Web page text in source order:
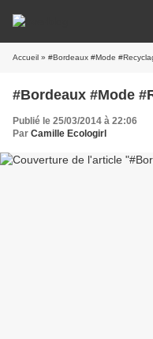
Accueil » #Bordeaux #Mode
#Bordeaux #Mode
Publié le 25/03/2014 à 22:06
Par Camille Ecologirl